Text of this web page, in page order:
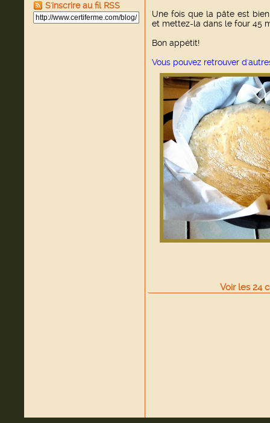
S'inscrire au fil RSS
Une fois que la pâte est
et mettez-la dans le four 45
Bon appétit!
Vous pouvez retrouver
Voir les24